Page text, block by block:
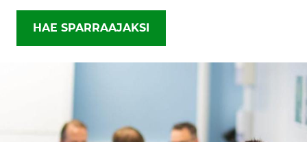
HAE SPARRAAJAKSI